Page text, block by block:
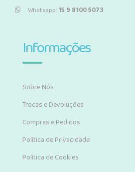
Whatsapp:15 9 8100 5073
Informações
Sobre Nós
Trocas e Devoluções
Compras e Pedidos
Política de Privacidade
Política de Cookies